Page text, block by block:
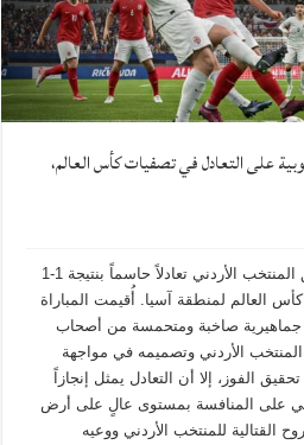
على التعادل في تصفيات كأس العالم،
في مواجهة متوترة ومثيرة، حقق المنتخب الأردني تعادلاً حاسماً بنتيجة 1-1
العالم لمنطقة آسيا. أُقيمت المباراة
جماهيرية صاخبة ومتحمسة من أصحاب
الأردني وتصميمه في مواجهة
الفوز، إلا أن التعادل يمثل إنجازاً
على المنافسة بمستوى عالٍ على أرض
القتالية للمنتخب الأردني ووعيه